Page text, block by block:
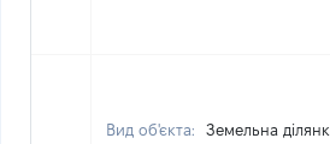
Вид об'єкта:
Земельна